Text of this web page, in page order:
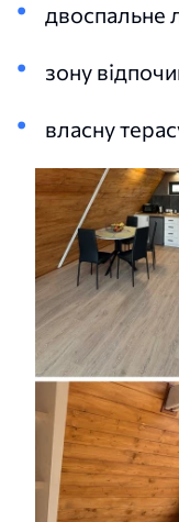
двоспальне
зону
власну